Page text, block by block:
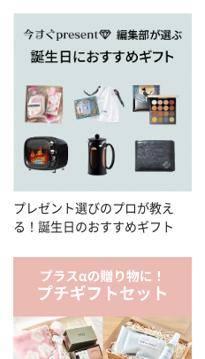
プレゼント選びのプロが教え
る！誕生日のおすすめギフト